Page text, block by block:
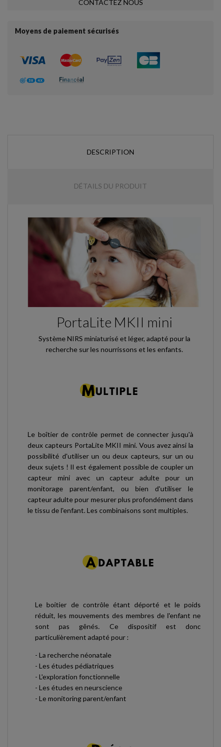
CONTACTEZ NOUS
Moyens de paiement sécurisés
DESCRIPTION
DÉTAILS DU PRODUIT
PortaLite MKII mini
Système NIRS miniaturisé et léger, adapté pour la
recherche sur les nourrissons et les enfants.
Le boîtier de contrôle permet de connecter jusqu'à
deux capteurs PortaLite MKII mini. Vous avez ainsi la
possibilité d'utiliser un ou deux capteurs, sur un ou
deux sujets ! Il est également possible de coupler un
capteur mini avec un capteur adulte pour un
monitorage parent/enfant, ou bien d'utiliser le
capteur adulte pour mesurer plus profondément dans
le tissu de l'enfant. Les combinaisons sont multiples.
Le boitier de contrôle étant déporté et le poids
réduit, les mouvements des membres de l'enfant ne
sont pas gênés. Ce dispositif est donc
particulièrement adapté pour :
- La recherche néonatale
- Les études pédiatriques
- L'exploration fonctionnelle
- Les études en neurscience
- Le monitoring parent/enfant